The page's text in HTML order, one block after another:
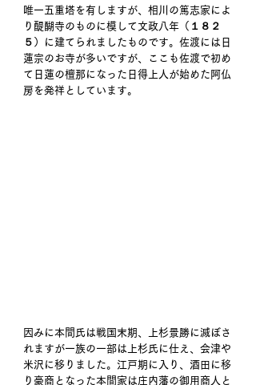
唯一五重塔を有しますが、相川の篤志家によ
り醍醐寺のものに模して文政八年（１８２
５）に建てられましたものです。佐渡には日
蓮宗のお寺が多いですが、ここも佐渡で初め
て日蓮の檀那になった日得上人が始めた阿仏
房を発祥としています。
因みに本間氏は戦国末期、上杉景勝に滅ぼさ
れますが一族の一部は上杉氏に仕え、会津や
米沢に移りました。江戸期に入り、酒田に移
り豪商となった本間家は庄内藩の御用商人と